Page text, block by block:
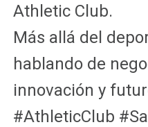
Athletic Club.
Más allá del
hablando de
innovación y
#AthleticClub